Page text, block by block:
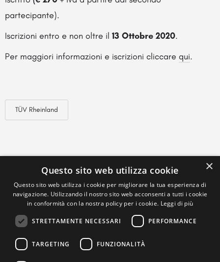
partecipante).
Iscrizioni entro e non oltre il 13 Ottobre 2020.
Per maggiori informazioni e iscrizioni cliccare qui.
TÜV Rheinland
×
Questo sito web utilizza cookie
Questo sito web utilizza i cookie per migliorare la tua esperienza di
navigazione. Utilizzando il nostro sito web acconsenti a tutti i cookie
in conformità con la nostra policy per i cookie. Leggi di più
STRETTAMENTE NECESSARI PERFORMANCE
TARGETING FUNZIONALITÀ